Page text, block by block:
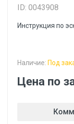
ID: 0043908
Инструкция по
Наличие: Под
Цена по